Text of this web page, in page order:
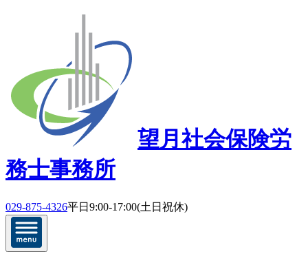
望月社会保険労
務士事務所
029-875-4326平日9:00-17:00(土日祝休)